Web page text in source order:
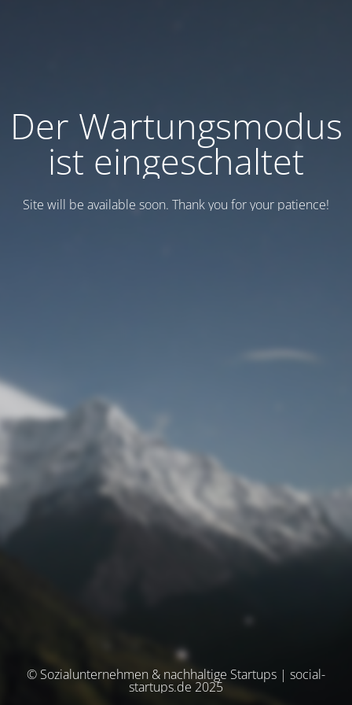
Der Wartungsmodus
ist eingeschaltet
Site will be available soon. Thank you for your patience!
© Sozialunternehmen & nachhaltige Startups | social-
startups.de 2025